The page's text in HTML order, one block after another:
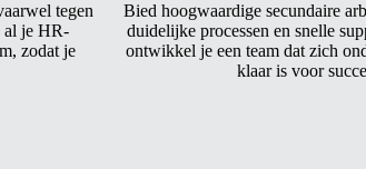
tegen
al je HR-
zodat je
Bied hoogwaardige secundaire
duidelijke processen en snelle
ontwikkel je een team dat zich
klaar is voor